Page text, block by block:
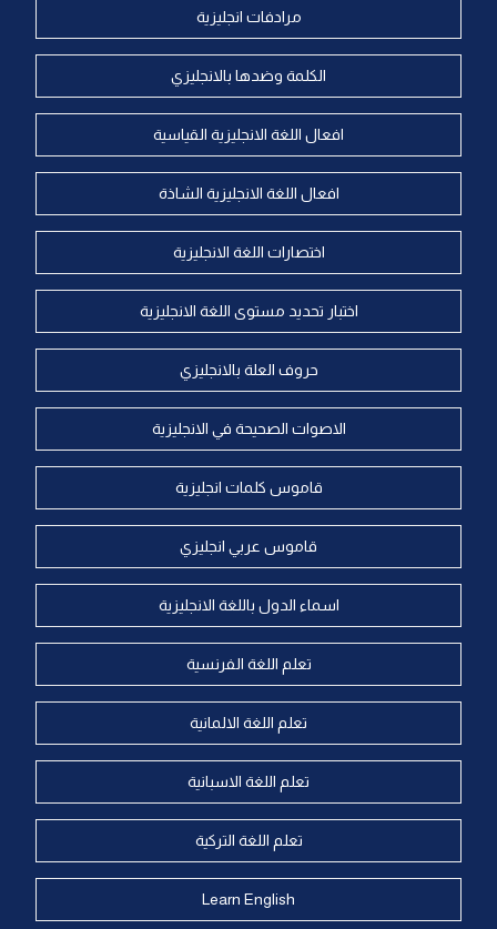
مرادفات انجليزية
الكلمة وضدها بالانجليزي
افعال اللغة الانجليزية القياسية
افعال اللغة الانجليزية الشاذة
اختصارات اللغة الانجليزية
اختبار تحديد مستوى اللغة الانجليزية
حروف العلة بالانجليزي
الاصوات الصحيحة في الانجليزية
قاموس كلمات انجليزية
قاموس عربي انجليزي
اسماء الدول باللغة الانجليزية
تعلم اللغة الفرنسية
تعلم اللغة الالمانية
تعلم اللغة الاسبانية
تعلم اللغة التركية
Learn English